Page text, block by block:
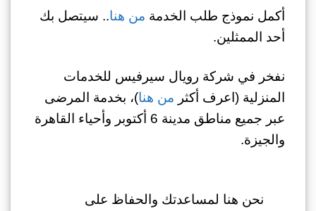
أكمل نموذج طلب الخدمة من هنا.. سيتصل بك
أحد الممثلين.
نفخر في شركة رويال سيرفيس للخدمات
المنزلية (اعرف أكثر من هنا)، بخدمة المرضى
عبر جميع مناطق مدينة 6 أكتوبر وأحياء القاهرة
والجيزة.
نحن هنا لمساعدتك والحفاظ على